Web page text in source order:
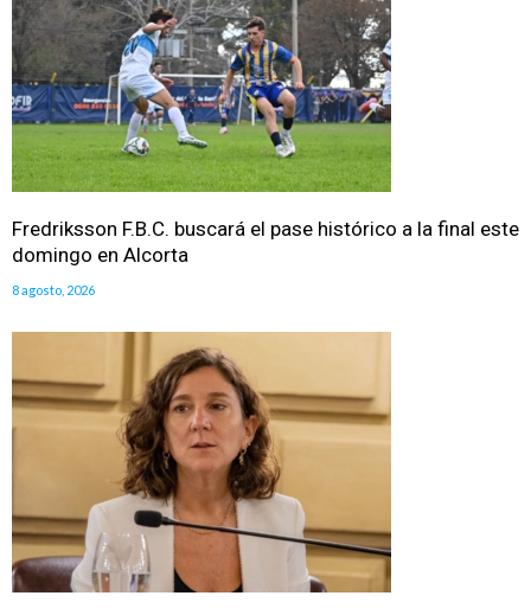
Fredriksson F.B.C. buscará el pase histórico a la final este
domingo en Alcorta
8 agosto, 2026